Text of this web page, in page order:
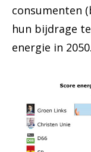
consumenten
hun bijdrage
energie in 2050.